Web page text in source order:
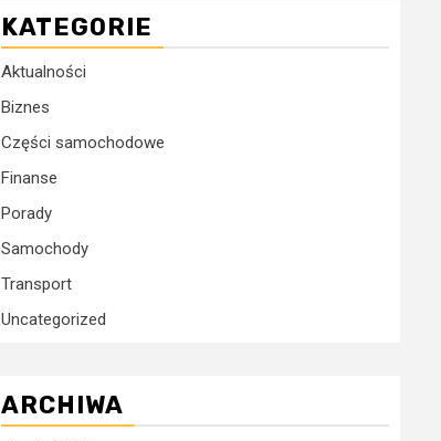
KATEGORIE
Aktualności
Biznes
Części samochodowe
Finanse
Porady
Samochody
Transport
Uncategorized
ARCHIWA